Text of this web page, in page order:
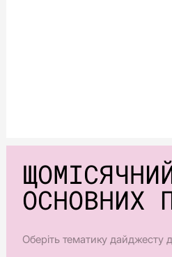
ОСНОВНИХ
Оберіть тематику дайджесту